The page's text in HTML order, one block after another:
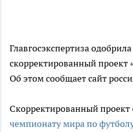
Главгосэкспертиза одобрила
скорректированный
Об этом сообщает сайт
Скорректированный проект
чемпионату мира по